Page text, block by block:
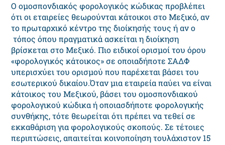
Ο ομοσπονδιακός φορολογικός κώδικας προβλέπει
ότι οι εταιρείες θεωρούνται κάτοικοι στο Μεξικό, αν
το πρωταρχικό κέντρο της διοίκησής τους ή αν ο
τόπος όπου πραγματικά ασκείται η διοίκηση
βρίσκεται στο Μεξικό. Πιο ειδικοί ορισμοί του όρου
«φορολογικός κάτοικος» σε οποιαδήποτε ΣΑΔΦ
υπερισχύει του ορισμού που παρέχεται βάσει του
εσωτερικού δικαίου.Όταν μια εταιρεία παύει να είναι
κάτοικος του Μεξικού, βάσει του ομοσπονδιακού
φορολογικού κώδικα ή οποιασδήποτε φορολογικής
συνθήκης, τότε θεωρείται ότι πρέπει να τεθεί σε
εκκαθάριση για φορολογικούς σκοπούς. Σε τέτοιες
περιπτώσεις, απαιτείται κοινοποίηση τουλάχιστον 15